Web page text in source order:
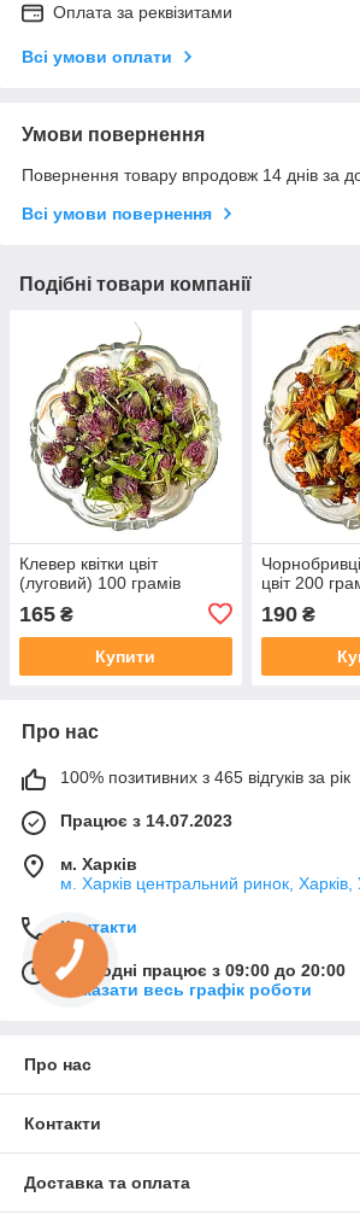
Оплата за реквізитами
Всі умови оплати
Умови повернення
Повернення товару впродовж 14 днів за
Всі умови повернення
Подібні товари компанії
Клевер квітки цвіт
(луговий) 100 грамів
165 ₴
Купити
цвіт 200
190₴
Про нас
100% позитивних з 465 відгуків за рік
Працює з 14.07.2023
м. Харків
м. Харків центральний ринок, Харків,
Контакти
Сьогодні працює з 09:00 до 20:00
Показати весь графік роботи
Про нас
Контакти
Доставка та оплата